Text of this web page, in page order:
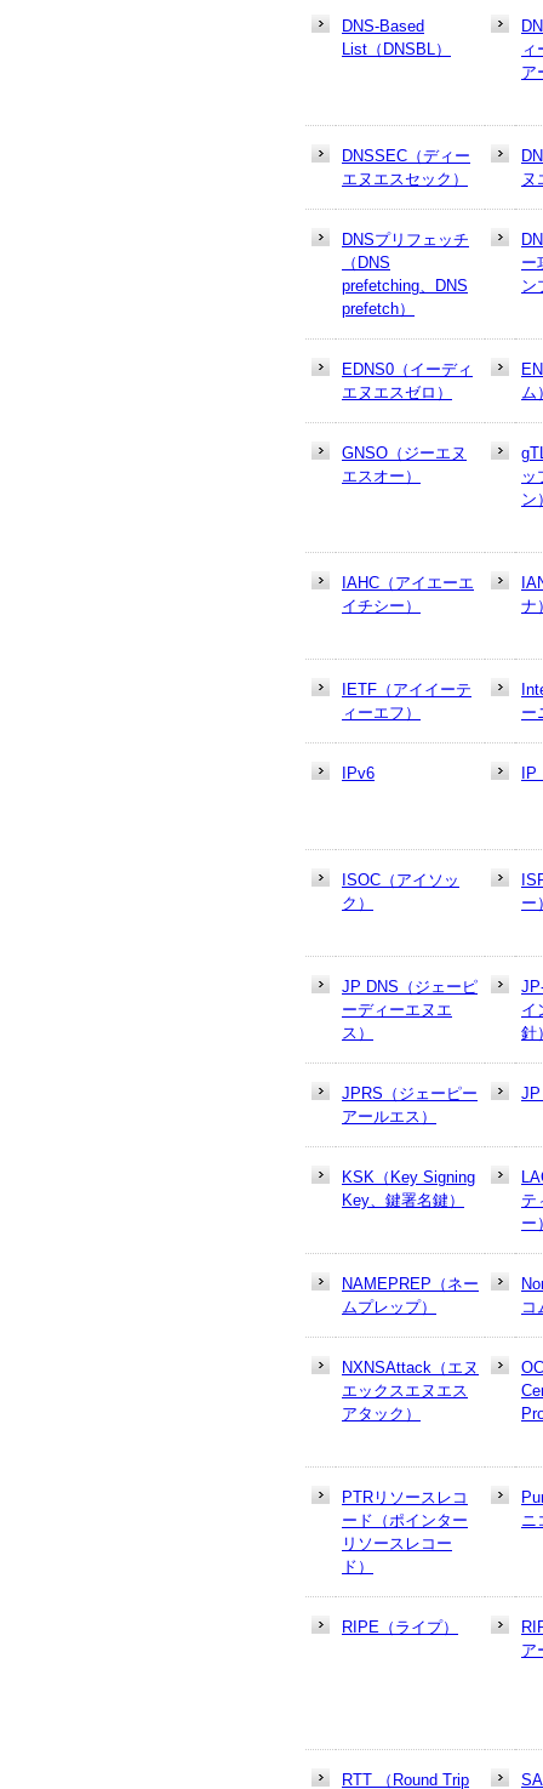
DNS-Based
List（DNSBL）
ィ
ア
DNSSEC（ディー
エヌエスセック）
ヌ
DNSプリフェッチ
（DNS
prefetching、DNS
prefetch）
ー
ン
EDNS0（イーディ
エヌエスゼロ）
ム
GNSO（ジーエヌ
エスオー）
ッ
ン
IAHC（アイエーエ
イチシー）
ナ
IETF（アイイーテ
ィーエフ）
ー
IPv6
ISOC（アイソッ
ク）
ー
JP DNS（ジェーピ
ーディーエヌエ
ス）
イ
針
JPRS（ジェーピー
アールエス）
JP
KSK（Key Signing
Key、鍵署名鍵）
テ
ー
NAMEPREP（ネー
ムプレップ）
コ
NXNSAttack（エヌ
エックスエヌエス
アタック）
PTRリソースレコ
ード（ポインター
リソースレコー
ド）
ニ
RIPE（ライプ）
ア
RTT （Round Trip